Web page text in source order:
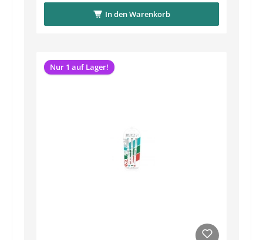
In den Warenkorb
Nur 1 auf Lager!